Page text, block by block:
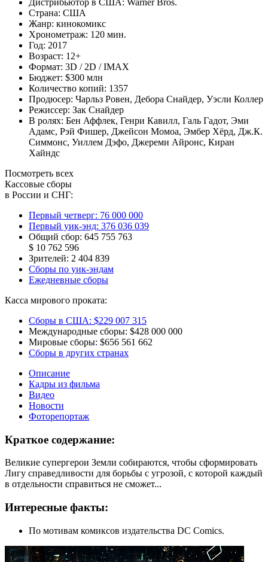
Страна: США
Жанр: кинокомикс
Хронометраж: 120 мин.
Год: 2017
Возраст: 12+
Формат: 3D / 2D / IMAX
Бюджет: $300 млн
Количество копий: 1357
Продюсер: Чарльз Ровен, Дебора Снайдер, Уэсли Коллер
Режиссер: Зак Снайдер
В ролях: Бен Аффлек, Генри Кавилл, Галь Гадот, Эми
Адамс, Рэй Фишер, Джейсон Момоа, Эмбер Хёрд, Дж.К.
Симмонс, Уиллем Дэфо, Джереми Айронс, Киран
Хайндс
Посмотреть всех
Кассовые сборы
в России и СНГ:
Первый четверг: 76 000 000
Первый уик-энд: 376 036 039
Общий сбор: 645 755 763
$ 10 762 596
Зрителей: 2 404 839
Сборы по уик-эндам
Ежедневные сборы
Касса мирового проката:
Сборы в США: $229 007 315
Международные сборы: $428 000 000
Мировые сборы: $656 561 662
Сборы в других странах
Описание
Кадры из фильма
Видео
Новости
Фоторепортаж
Краткое содержание:
Великие супергерои Земли собираются, чтобы сформировать
Лигу справедливости для борьбы с угрозой, с которой каждый
в отдельности справиться не сможет...
Интересные факты:
По мотивам комиксов издательства DC Comics.